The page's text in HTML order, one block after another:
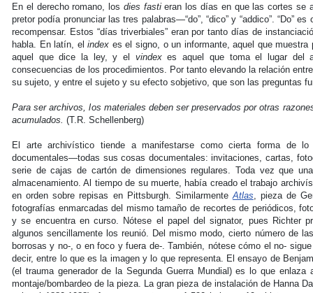
En el derecho romano, los dies fastieran los días en que las cortes se
pretor podía pronunciar las tres palabras—“do”, “dico” y “addico”. “Do” es
recompensar. Estos “días triverbiales” eran por tanto días de
habla. En latín, elindex es el signo, o un informante, aquel que
aquel que dice la ley, y el vindexes aquel que toma el lugar del
consecuencias de los procedimientos. Por tanto elevando la relación
su sujeto, y entre el sujeto y su efecto sobjetivo, que son las preguntas
Para ser archivos, los materiales deben ser preservados por otras
acumulados. (T.R. Schellenberg)
El arte archivístico tiende a manifestarse como cierta forma de
documentales—todas sus cosas documentales: invitaciones, cartas,
serie de cajas de cartón de dimensiones regulares. Toda vez que
almacenamiento. Al tiempo de su muerte, había creado el trabajo
en orden sobre repisas en Pittsburgh. SimilarmenteAtlas, pieza de
fotografías enmarcadas del mismo tamaño de recortes de periódicos,
y se encuentra en curso. Nótese el papel del signator, pues Richter
algunos sencillamente los reunió. Del mismo modo, cierto número de
borrosas y no-, o en foco y fuera de-. También, nótese cómo el no-
decir, entre lo que es la imagen y lo que representa. El ensayo de
(el trauma generador de la Segunda Guerra Mundial) es lo que
montaje/bombardeo de la pieza. La gran pieza de instalación de Hanna